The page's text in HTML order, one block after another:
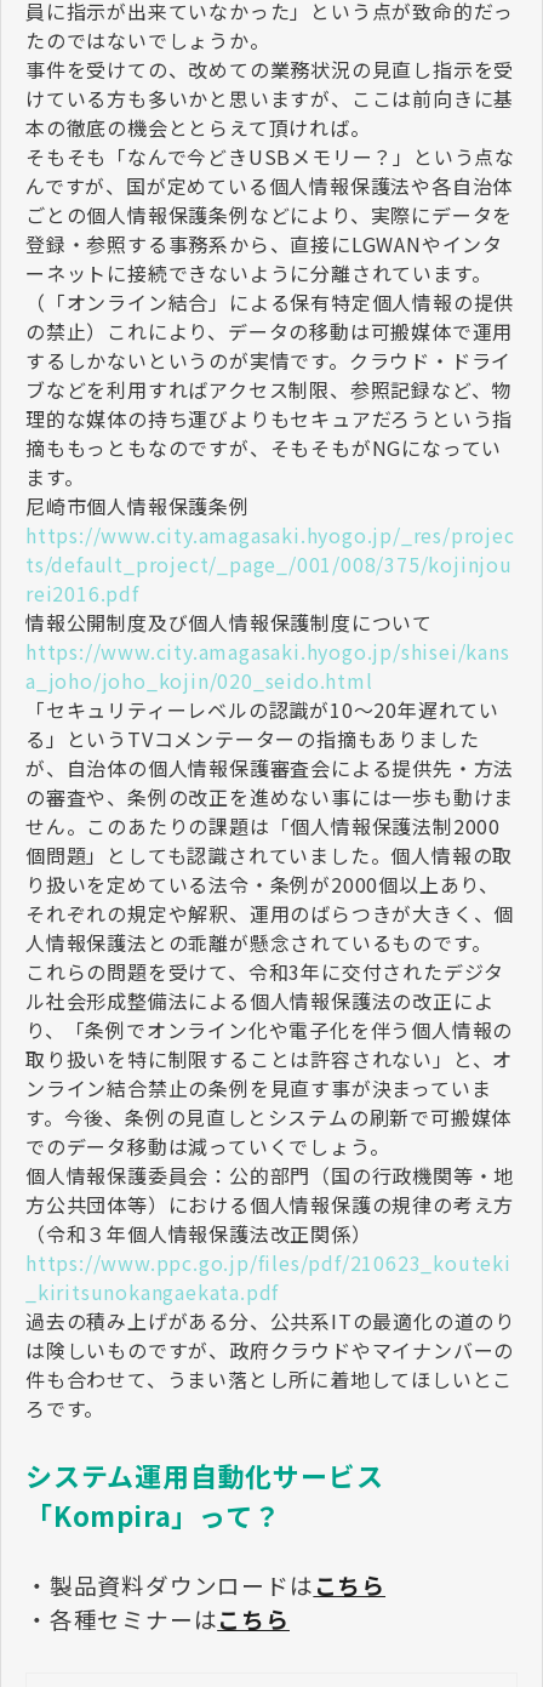
員に指示が出来ていなかった」という点が致命的だっ
たのではないでしょうか。
事件を受けての、改めての業務状況の見直し指示を受
けている方も多いかと思いますが、ここは前向きに基
本の徹底の機会ととらえて頂ければ。
そもそも「なんで今どきUSBメモリー？」という点な
んですが、国が定めている個人情報保護法や各自治体
ごとの個人情報保護条例などにより、実際にデータを
登録・参照する事務系から、直接にLGWANやインタ
ーネットに接続できないように分離されています。
（「オンライン結合」による保有特定個人情報の提供
の禁止）これにより、データの移動は可搬媒体で運用
するしかないというのが実情です。クラウド・ドライ
ブなどを利用すればアクセス制限、参照記録など、物
理的な媒体の持ち運びよりもセキュアだろうという指
摘ももっともなのですが、そもそもがNGになってい
ます。
尼崎市個人情報保護条例
https://www.city.amagasaki.hyogo.jp/_res/projec
ts/default_project/_page_/001/008/375/kojinjou
rei2016.pdf
情報公開制度及び個人情報保護制度について
https://www.city.amagasaki.hyogo.jp/shisei/kans
a_joho/joho_kojin/020_seido.html
「セキュリティーレベルの認識が10～20年遅れてい
る」というTVコメンテーターの指摘もありました
が、自治体の個人情報保護審査会による提供先・方法
の審査や、条例の改正を進めない事には一歩も動けま
せん。このあたりの課題は「個人情報保護法制2000
個問題」としても認識されていました。個人情報の取
り扱いを定めている法令・条例が2000個以上あり、
それぞれの規定や解釈、運用のばらつきが大きく、個
人情報保護法との乖離が懸念されているものです。
これらの問題を受けて、令和3年に交付されたデジタ
ル社会形成整備法による個人情報保護法の改正によ
り、「条例でオンライン化や電子化を伴う個人情報の
取り扱いを特に制限することは許容されない」と、オ
ンライン結合禁止の条例を見直す事が決まっていま
す。今後、条例の見直しとシステムの刷新で可搬媒体
でのデータ移動は減っていくでしょう。
個人情報保護委員会：公的部門（国の行政機関等・地
方公共団体等）における個人情報保護の規律の考え方
（令和３年個人情報保護法改正関係）
https://www.ppc.go.jp/files/pdf/210623_kouteki
_kiritsunokangaekata.pdf
過去の積み上げがある分、公共系ITの最適化の道のり
は険しいものですが、政府クラウドやマイナンバーの
件も合わせて、うまい落とし所に着地してほしいとこ
ろです。
システム運用自動化サービス
「Kompira」って？
・製品資料ダウンロードはこちら
・各種セミナーはこちら